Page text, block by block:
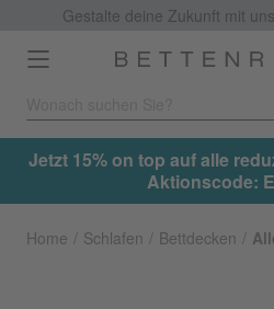
Gestalte deine Zukunft mit
Toggle
navigation
Jetzt 15% on top auf alle
Aktionscode:
Home Schlafen Bettdecken